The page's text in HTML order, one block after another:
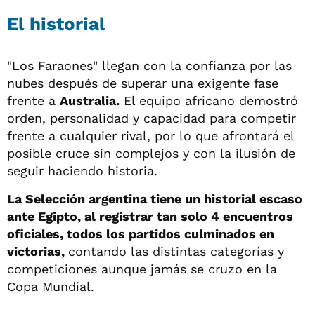
El historial
"Los Faraones" llegan con la confianza por las
nubes después de superar una exigente fase
frente a Australia. El equipo africano demostró
orden, personalidad y capacidad para competir
frente a cualquier rival, por lo que afrontará el
posible cruce sin complejos y con la ilusión de
seguir haciendo historia.
La Selección argentina tiene un historial escaso
ante Egipto, al registrar tan solo 4 encuentros
oficiales, todos los partidos culminados en
victorias, contando las distintas categorías y
competiciones aunque jamás se cruzo en la
Copa Mundial.